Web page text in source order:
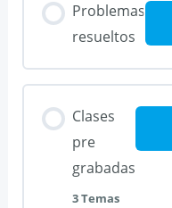
Problemas
resueltos
Clases
pre
grabadas
3 Temas